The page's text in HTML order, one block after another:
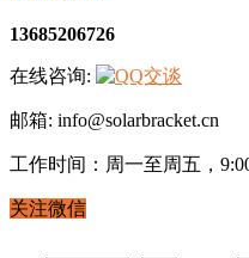
13685206726
在线咨询:
邮箱: info@solarbracket.cn
工作时间：周一至周五，
关注微信